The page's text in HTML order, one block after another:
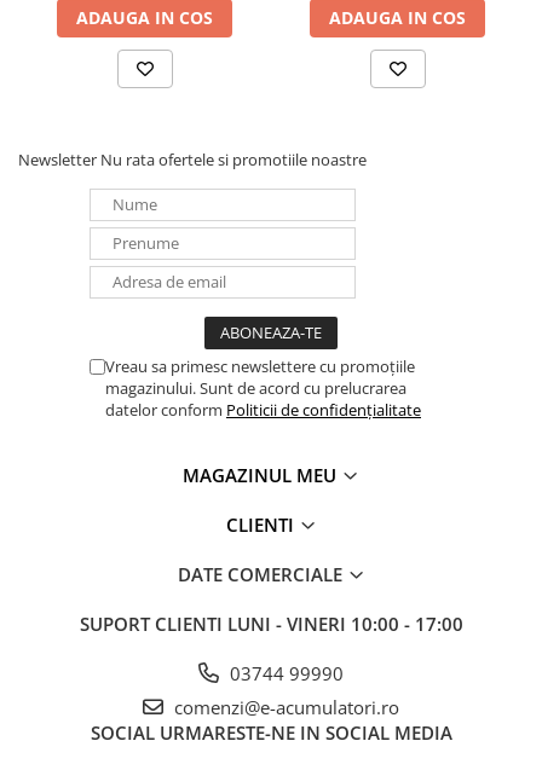
ADAUGA IN COS ADAUGA IN COS
Newsletter Nu rata ofertele si promotiile noastre
Vreau sa primesc newslettere cu promoțiile
magazinului. Sunt de acord cu prelucrarea
datelor conform Politicii de confidențialitate
MAGAZINUL MEU
CLIENTI
DATE COMERCIALE
SUPORT CLIENTI LUNI - VINERI 10:00 - 17:00
03744 99990
comenzi@e-acumulatori.ro
SOCIAL URMARESTE-NE IN SOCIAL MEDIA